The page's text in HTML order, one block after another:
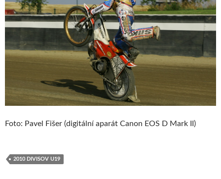
Foto: Pavel Fišer (digitální aparát Canon EOS D Mark II)
2010 DIVISOV U19